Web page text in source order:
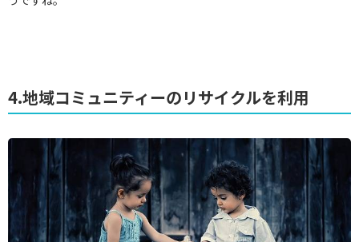
4.地域コミュニティーのリサイクルを利用